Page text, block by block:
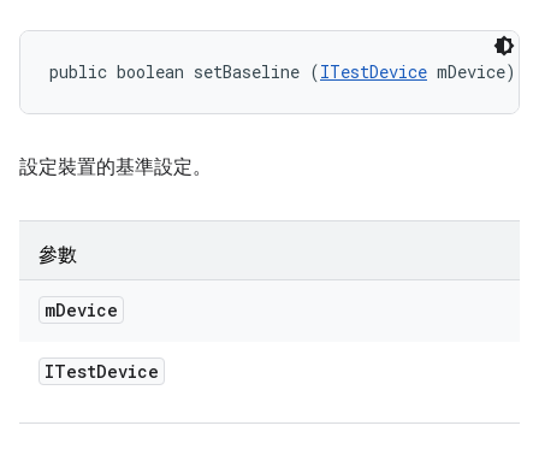
public boolean setBaseline (ITestDevice mDevice)
設定裝置的基準設定。
參數
mDevice
ITestDevice